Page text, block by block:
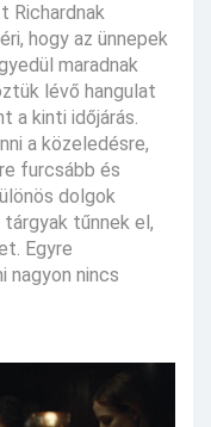
Richardnak
hogy az ünnepek
maradnak
lévő hangulat
a kinti időjárás.
a közeledésre,
furcsább és
dolgok
tűnnek el,
Egyre
nagyon nincs